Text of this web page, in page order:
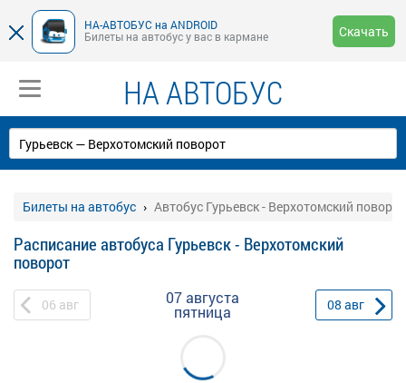
НА-АВТОБУС на ANDROID
Билеты на автобус у вас в кармане
Скачать
НА АВТОБУС
Билеты на автобус Автобус Гурьевск - Верхотомский поворот
Расписание автобуса Гурьевск - Верхотомский
поворот
06 авг 07 августа
пятница 08 авг